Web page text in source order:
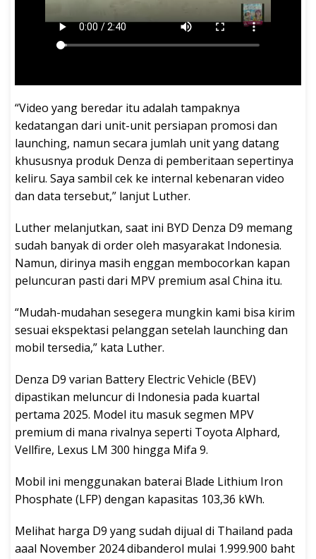
“Video yang beredar itu adalah tampaknya
kedatangan dari unit-unit persiapan promosi dan
launching, namun secara jumlah unit yang datang
khususnya produk Denza di pemberitaan sepertinya
keliru. Saya sambil cek ke internal kebenaran video
dan data tersebut,” lanjut Luther.
Luther melanjutkan, saat ini BYD Denza D9 memang
sudah banyak di order oleh masyarakat Indonesia.
Namun, dirinya masih enggan membocorkan kapan
peluncuran pasti dari MPV premium asal China itu.
“Mudah-mudahan sesegera mungkin kami bisa kirim
sesuai ekspektasi pelanggan setelah launching dan
mobil tersedia,” kata Luther.
Denza D9 varian Battery Electric Vehicle (BEV)
dipastikan meluncur di Indonesia pada kuartal
pertama 2025. Model itu masuk segmen MPV
premium di mana rivalnya seperti Toyota Alphard,
Vellfire, Lexus LM 300 hingga Mifa 9.
Mobil ini menggunakan baterai Blade Lithium Iron
Phosphate (LFP) dengan kapasitas 103,36 kWh.
Melihat harga D9 yang sudah dijual di Thailand pada
aaal November 2024 dibanderol mulai 1.999.900 baht